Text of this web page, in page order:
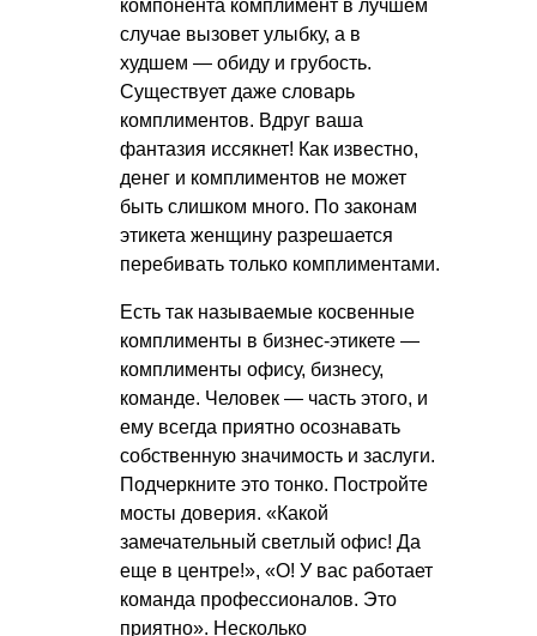
компонента комплимент в лучшем
случае вызовет улыбку, а в
худшем — обиду и грубость.
Существует даже словарь
комплиментов. Вдруг ваша
фантазия иссякнет! Как известно,
денег и комплиментов не может
быть слишком много. По законам
этикета женщину разрешается
перебивать только комплиментами.
Есть так называемые косвенные
комплименты в бизнес-этикете —
комплименты офису, бизнесу,
команде. Человек — часть этого, и
ему всегда приятно осознавать
собственную значимость и заслуги.
Подчеркните это тонко. Постройте
мосты доверия. «Какой
замечательный светлый офис! Да
еще в центре!», «О! У вас работает
команда профессионалов. Это
приятно». Несколько